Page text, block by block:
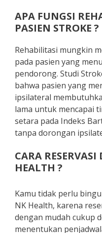
APA FUNGSI
PASIEN STROKE ?
Rehabilitasi mungkin
pada pasien yang
pendorong. Studi
bahwa pasien yang
ipsilateral
lama untuk mencapai
setara pada Indeks
tanpa dorongan
CARA
HEALTH ?
Kamu tidak perlu
NK Health, karena
dengan mudah cukup
menentukan